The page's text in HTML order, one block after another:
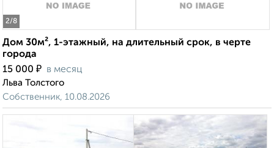
2/8
Дом 30м², 1-этажный, на длительный срок, в черте
города
15 000 ₽ в месяц
Льва Толстого
Собственник, 10.08.2026